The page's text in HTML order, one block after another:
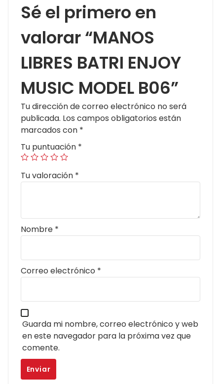
Sé el primero en
valorar “MANOS
LIBRES BATRI ENJOY
MUSIC MODEL B06”
Tu dirección de correo electrónico no será
publicada. Los campos obligatorios están
marcados con *
Tu puntuación *
Tu valoración *
Nombre *
Correo electrónico *
Guarda mi nombre, correo electrónico y web
en este navegador para la próxima vez que
comente.